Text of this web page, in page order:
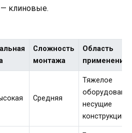
— клиновые.
Сложность
монтажа
Область
применения
Средняя
Тяжелое
несущие
конструкции